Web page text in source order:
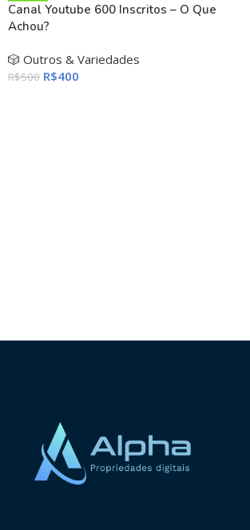
Canal Youtube 600 Inscritos – O Que
Achou?
🎲 Outros & Variedades
R$500 R$400